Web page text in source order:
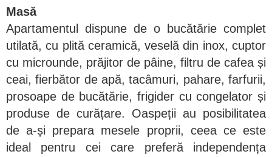
Masă
Apartamentul dispune de o bucătărie complet
utilată, cu plită ceramică, veselă din inox, cuptor
cu microunde, prăjitor de pâine, filtru de cafea și
ceai, fierbător de apă, tacâmuri, pahare, farfurii,
prosoape de bucătărie, frigider cu congelator și
produse de curățare. Oaspeții au posibilitatea
de a-și prepara mesele proprii, ceea ce este
ideal pentru cei care preferă independența